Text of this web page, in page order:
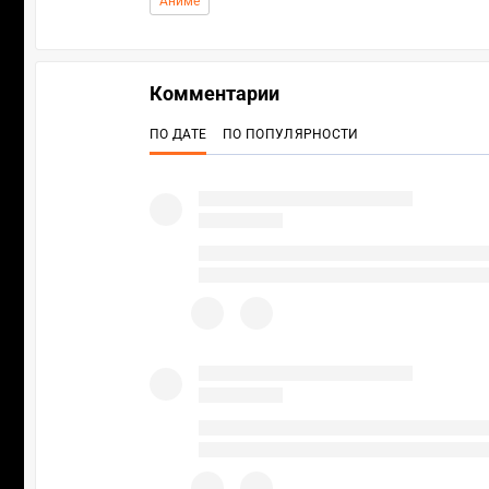
Комментарии
ПО ДАТЕ ПО ПОПУЛЯРНОСТИ